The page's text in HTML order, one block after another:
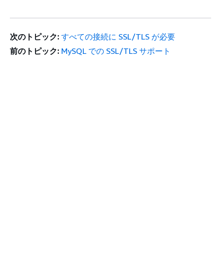
次のトピック: すべての接続に SSL/TLS が必要
前のトピック: MySQL での SSL/TLS サポート